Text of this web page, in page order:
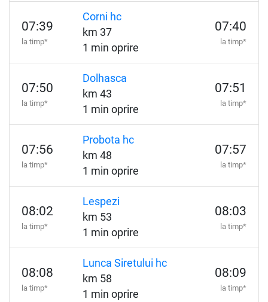
07:39
la timp*
Corni hc
km 37
1 min oprire
07:40
la timp*
07:50
la timp*
Dolhasca
km 43
1 min oprire
07:51
la timp*
07:56
la timp*
Probota hc
km 48
1 min oprire
07:57
la timp*
08:02
la timp*
Lespezi
km 53
1 min oprire
08:03
la timp*
08:08
la timp*
Lunca Siretului hc
km 58
1 min oprire
08:09
la timp*